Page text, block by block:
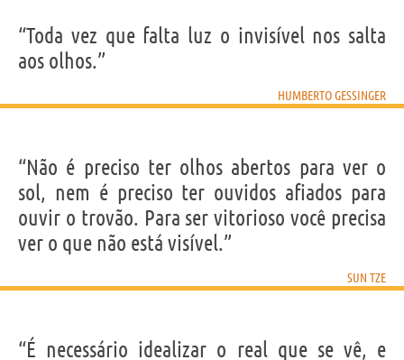
“Toda vez que falta luz o invisível nos salta
aos olhos.”
HUMBERTO GESSINGER
“Não é preciso ter olhos abertos para ver o
sol, nem é preciso ter ouvidos afiados para
ouvir o trovão. Para ser vitorioso você precisa
ver o que não está visível.”
SUN TZE
“É necessário idealizar o real que se vê, e